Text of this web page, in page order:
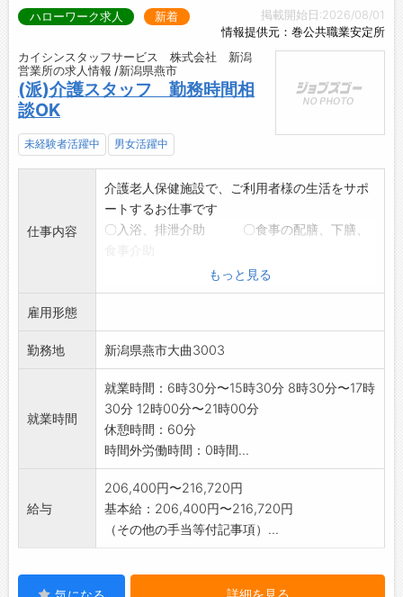
掲載開始日:2026/08/01
情報提供元：巻公共職業安定所
ハローワーク求人 新着
カイシンスタッフサービス 株式会社 新潟
営業所の求人情報 /新潟県燕市
(派)介護スタッフ 勤務時間相
談OK
未経験者活躍中 男女活躍中
仕事内容
介護老人保健施設で、ご利用者様の生活をサポ
ートするお仕事です
〇入浴、排泄介助 〇食事の配膳、下膳、
〇ご利用者様の見守り 〇介護記録の作成 な
ど
ブランクがある方や経験が浅い方も安心して働
けます◎
勤務時間は相談可能なので、
ライフスタイルに合わせた働き方ができます。
職場見学もできますのでお気軽にご応募くださ
い!
変更範囲:変更なし
もっと見る
雇用形態
勤務地 新潟県燕市大曲3003
就業時間
就業時間：6時30分〜15時30分 8時30分〜17時
30分 12時00分〜21時00分
休憩時間：60分
時間外労働時間：0時間...
給与
206,400円〜216,720円
基本給：206,400円〜216,720円
（その他の手当等付記事項）...